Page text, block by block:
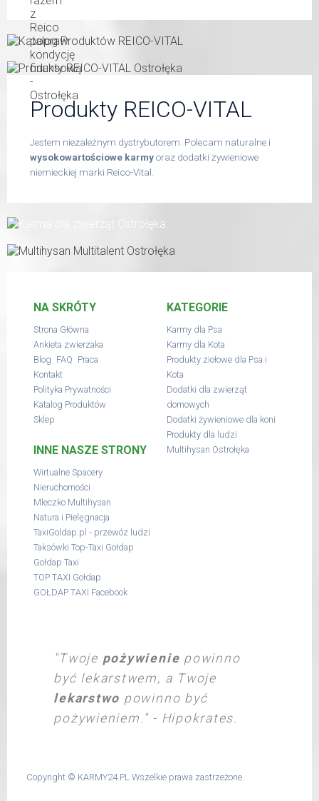
Produkty REICO-VITAL
Jestem niezależnym dystrybutorem. Polecam naturalne i
wysokowartościowe karmyoraz dodatki żywieniowe
niemieckiej marki Reico-Vital.
NA SKRÓTY
Strona Główna
Ankieta zwierzaka
Blog FAQ Praca
Kontakt
Polityka Prywatności
Katalog Produktów
Sklep
INNE NASZE STRONY
Wirtualne Spacery
Nieruchomości
Mleczko Multihysan
Natura i Pielęgnacja
TaxiGoldap.pl - przewóz ludzi
Taksówki Top-Taxi Gołdap
Gołdap Taxi
TOP TAXI Gołdap
GOŁDAP TAXI Facebook
KATEGORIE
Karmy dla Psa
Karmy dla Kota
Produkty ziołowe dla Psa i
Kota
Dodatki dla zwierząt
domowych
Dodatki żywieniowe dla koni
Produkty dla ludzi
Multihysan Ostrołęka
"Twoje pożywienie powinno
być lekarstwem, a Twoje
lekarstwo powinno być
pożywieniem." - Hipokrates.
Copyright © KARMY24.PL Wszelkie prawa zastrzeżone.